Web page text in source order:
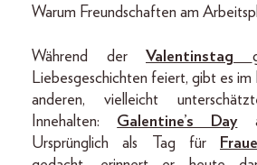
Warum Freundschaften am
Während der Valentinstag
Liebesgeschichten feiert, gibt es im
anderen, vielleicht
Innehalten: Galentine’s Day
Ursprünglich als Tag für